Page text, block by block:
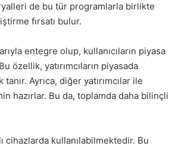
de bu tür programlarla birlikte
fırsatı bulur.
entegre olup, kullanıcıların piyasa
özellik, yatırımcıların piyasada
Ayrıca, diğer yatırımcılar ile
hazırlar. Bu da, toplamda daha bilinçli
cihazlarda kullanılabilmektedir. Bu